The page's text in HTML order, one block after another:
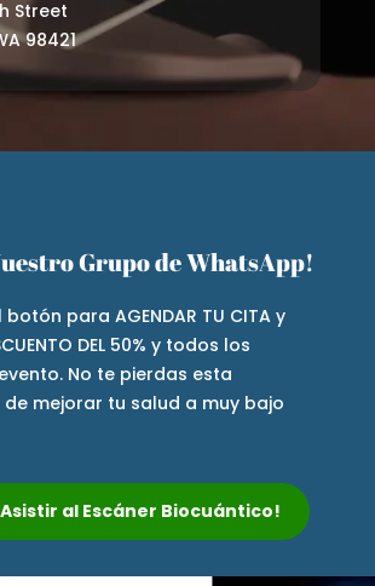
Street
98421
Grupo de WhatsApp!
para AGENDAR TU CITA y
DEL 50% y todos los
No te pierdas esta
mejorar tu salud a muy bajo
al Escáner Biocuántico!